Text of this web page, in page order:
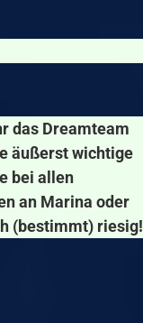
das Dreamteam
äußerst wichtige
bei allen
an Marina oder
(bestimmt) riesig!